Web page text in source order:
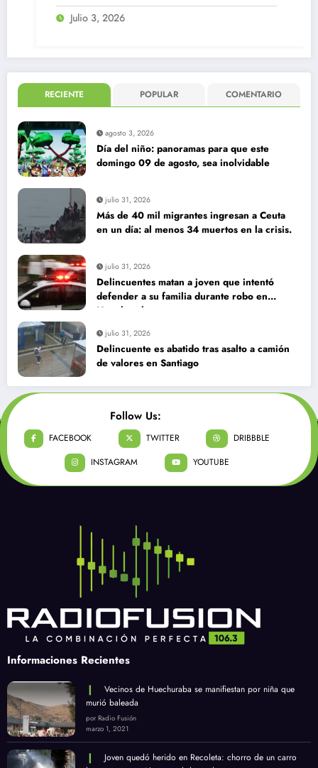
Julio 3, 2026
RECIENTE POPULAR COMENTARIO
agosto 3, 2026
Día del niño: panoramas para que este
domingo 09 de agosto, sea inolvidable
julio 31, 2026
Más de 40 mil migrantes ingresan a Ceuta
en un día: al menos 34 muertos en la crisis.
julio 31, 2026
Delincuentes matan a joven que intentó
defender a su familia durante robo en
Huechuraba
julio 31, 2026
Delincuente es abatido tras asalto a camión
de valores en Santiago
Follow Us:
FACEBOOK TWITTER
DRIBBBLE
INSTAGRAM
YOUTUBE
Informaciones Recientes
Vecinos de Huechuraba se manifiestan por niña que
murió baleada
por Radio Fusión
marzo 1, 2021
Joven quedó herido en Recoleta: chorro de un carro